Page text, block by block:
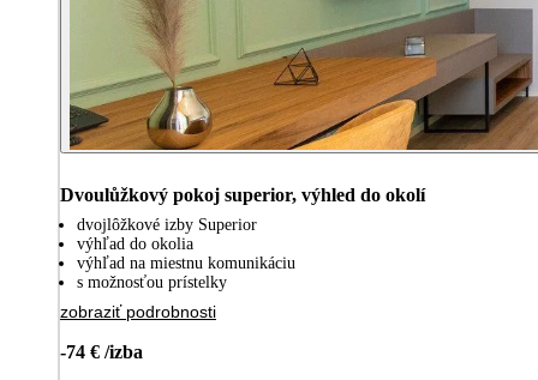
Dvoulůžkový pokoj superior, výhled do okolí
dvojlôžkové izby Superior
výhľad do okolia
výhľad na miestnu komunikáciu
s možnosťou prístelky
zobraziť podrobnosti
-74 € /izba